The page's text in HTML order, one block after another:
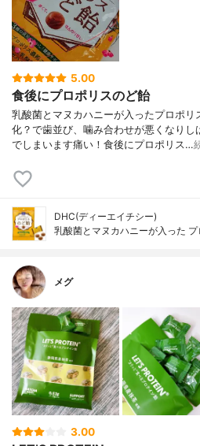
5.00
食後にプロポリスのど飴
乳酸菌とマヌカハニーが入ったプロポ
化？で歯並び、噛み合わせが悪くなりし
でしまいます痛い！食後にプロポリス…
DHC(ディーエイチシー)
乳酸菌とマヌカハニーが入った
メグ
3.00